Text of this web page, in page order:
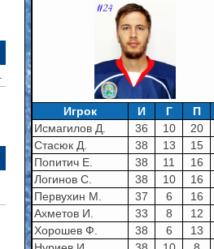
Игрок И Г П
Исмагилов Д.
36 10 20
Стасюк Д.
38 13 15
Попитич Е.
38 11 16
Логинов С.
38 10 16
Первухин М.
37 6 16
Ахметов И.
33 8 12
Хорошев Ф.
38 6 13